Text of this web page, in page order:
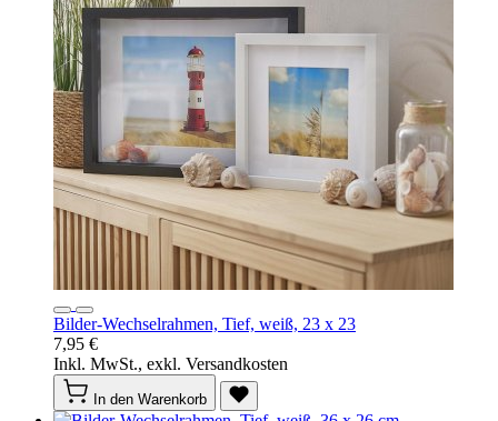
Bilder-Wechselrahmen, Tief, weiß, 23 x 23
7,95 €
Inkl. MwSt., exkl. Versandkosten
In den Warenkorb